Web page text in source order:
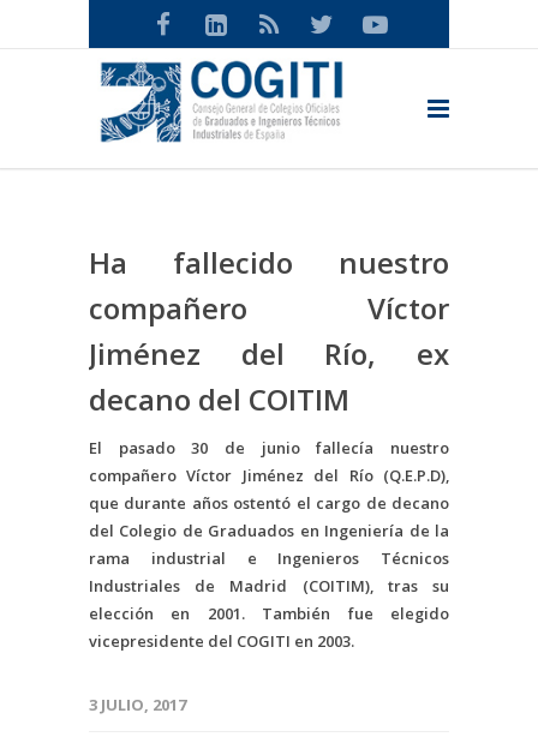
Ha fallecido nuestro
compañero Víctor
Jiménez del Río, ex
decano del COITIM
El pasado 30 de junio fallecía nuestro
compañero Víctor Jiménez del Río (Q.E.P.D),
que durante años ostentó el cargo de decano
del Colegio de Graduados en Ingeniería de la
rama industrial e Ingenieros Técnicos
Industriales de Madrid (COITIM), tras su
elección en 2001. También fue elegido
vicepresidente del COGITI en 2003.
3 JULIO, 2017